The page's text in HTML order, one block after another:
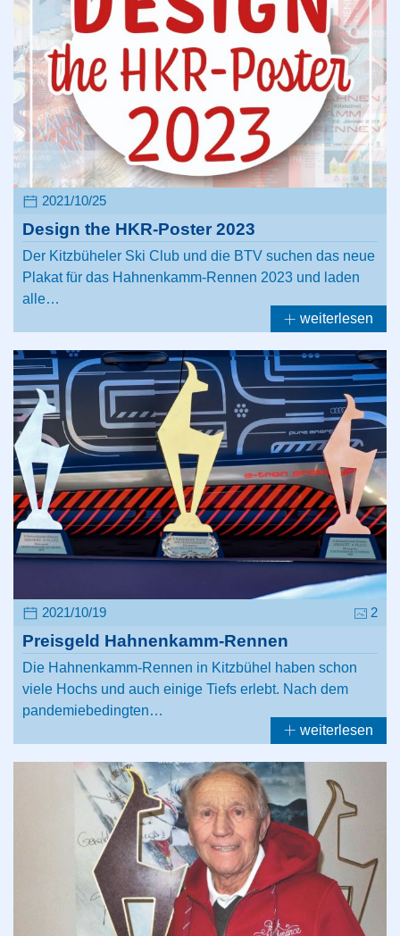
2021/10/25
Design the HKR-Poster 2023
Der Kitzbüheler Ski Club und die BTV suchen das neue
Plakat für das Hahnenkamm-Rennen 2023 und laden
alle…
weiterlesen
2021/10/19 2
Preisgeld Hahnenkamm-Rennen
Die Hahnenkamm-Rennen in Kitzbühel haben schon
viele Hochs und auch einige Tiefs erlebt. Nach dem
pandemiebedingten…
weiterlesen